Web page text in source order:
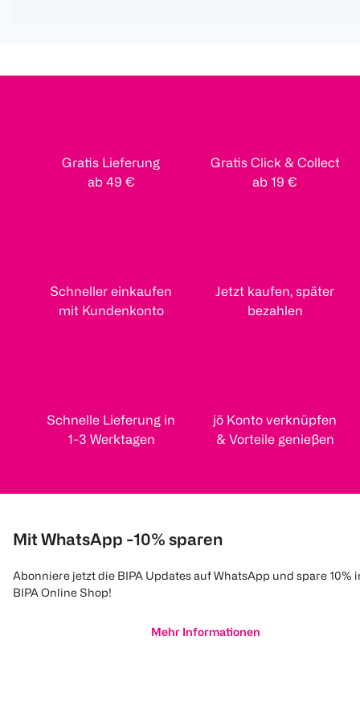
Gratis Lieferung
ab 49 €
Gratis Click & Collect
ab 19 €
Schneller einkaufen
mit Kundenkonto
Jetzt kaufen, später
bezahlen
Schnelle Lieferung in
1-3 Werktagen
jö Konto verknüpfen
& Vorteile genießen
Mit WhatsApp -10% sparen
Abonniere jetzt die BIPA Updates auf WhatsApp und spare 10%
BIPA Online Shop!
Mehr Informationen